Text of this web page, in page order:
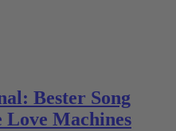
Bester Song
Love Machines